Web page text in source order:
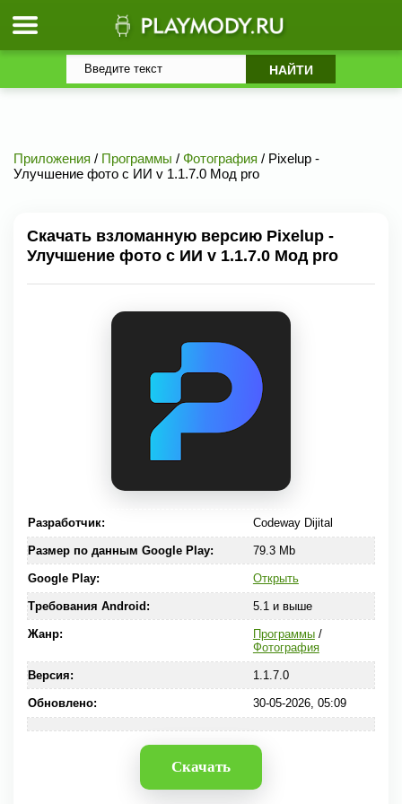
Приложения / Программы / Фотография / Pixelup -
Улучшение фото с ИИ v 1.1.7.0 Мод pro
Скачать взломанную версию Pixelup -
Улучшение фото с ИИ v 1.1.7.0 Мод pro
Разработчик: Codeway Dijital
Размер по данным Google Play: 79.3 Mb
Google Play: Открыть
Требования Android: 5.1 и выше
Жанр: Программы/
Фотография
Версия: 1.1.7.0
Обновлено: 30-05-2026, 05:09
Скачать